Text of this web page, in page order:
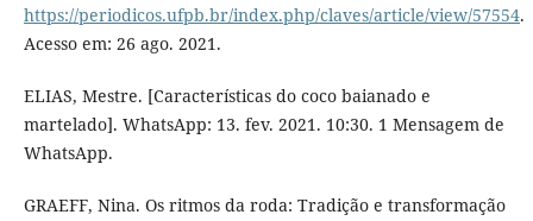
https://periodicos.ufpb.br/index.php/claves/article/view/57554.
Acesso em: 26 ago. 2021.
ELIAS, Mestre. [Características do coco baianado e
martelado]. WhatsApp: 13. fev. 2021. 10:30. 1 Mensagem de
WhatsApp.
GRAEFF, Nina. Os ritmos da roda: Tradição e transformação